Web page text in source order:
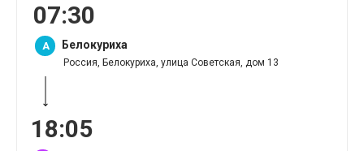
07:30
A Белокуриха
Россия, Белокуриха, улица Советская, дом 13
18:05